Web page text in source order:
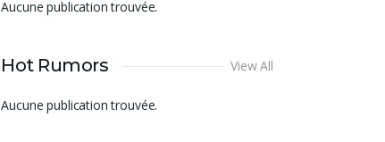
Aucune publication trouvée.
Hot Rumors View All
Aucune publication trouvée.